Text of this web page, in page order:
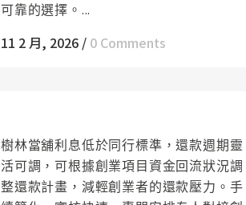
可靠的選擇。...
11 2 月, 2026 / 0 Comments
樹林當舖利息低於同行標準，還款週期靈
活可調，可根據創業項目資金回流狀況調
整還款計畫，減輕創業者的還款壓力。手